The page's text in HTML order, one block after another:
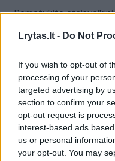
Lrytas.lt - Do Not
If you wish to opt-out of
processing of your
targeted advertising by
section to confirm your
opt-out request is
interest-based ads
us or personal
your opt-out. You may
Pamatykite